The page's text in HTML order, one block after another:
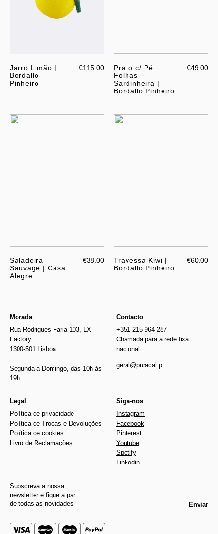
Jarro Limão |
Bordallo
Pinheiro
€115.00
Prato c/ Pé
Folhas
Sardinheira |
Bordallo Pinheiro
€49.00
Saladeira
Sauvage | Casa
Alegre
€38.00
Travessa Kiwi |
Bordallo Pinheiro
€60.00
Morada
Rua Rodrigues Faria 103, LX
Factory
1300-501 Lisboa
Segunda a Domingo, das 10h às
19h
Contacto
+351 215 964 287
Chamada para a rede fixa
nacional
geral@puracal.pt
Legal
Política de privacidade
Política de Trocas e Devoluções
Política de cookies
Livro de Reclamações
Siga-nos
Instagram
Facebook
Pinterest
Youtube
Spotify
Linkedin
Subscreva a nossa
newsletter e fique a par
de todas as novidades
Enviar